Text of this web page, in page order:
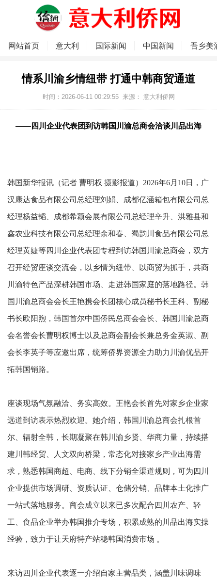
网站首页 意大利 国际新闻 中国新闻 吾乡美
情系川渝乡情纽带 打通中韩商贸通道
时间：2026-06-11 00:29:55 来源： 意大利侨网
——四川企业代表团到访韩国川渝总商会洽谈川品出海
韩国新华报讯（记者 曹明权 摄影报道）2026年6月10日，广
汉康达食品有限公司总经理刘娟、成都亿涵箱包有限公司总
经理杨益韬、成都希颖会展有限公司总经理辛升、洪雅县和
鑫农业科技有限公司总经理余和春、蜀韵川食品有限公司总
经理黄婕等四川企业代表团专程到访韩国川渝总商会，双方
召开经贸座谈交流会，以乡情为纽带、以商贸为抓手，共商
川渝特色产品深耕韩国市场、走进韩国家庭的落地路径。韩
国川渝总商会会长王艳携会长团核心成员秘书长王科、副秘
书长欧阳煦，韩国首尔中国侨民总商会会长、韩国川渝总商
会名誉会长曹明权博士以及总商会副会长兼总务金英淑、副
会长李英子等应邀出席，统筹侨界资源全力助力川渝优品开
拓韩国销路。
座谈现场气氛融洽、务实高效。王艳会长首先对家乡企业家
远道到访表示热烈欢迎。她介绍，韩国川渝总商会扎根首
尔、辐射全韩，长期凝聚在韩川渝乡贤、华商力量，持续搭
建川韩经贸、人文双向桥梁，常态化对接家乡产业出海需
求，熟悉韩国商超、电商、线下分销全渠道规则，可为四川
企业提供市场调研、资质认证、仓储分销、品牌本土化推广
一站式落地服务。商会成立以来已多次配合四川农产、轻
工、食品企业举办韩国推介专场，积累成熟的川品出海实操
经验，致力于让天府特产站稳韩国消费市场 。
来访四川企业代表逐一介绍自家主营品类，涵盖川味调味